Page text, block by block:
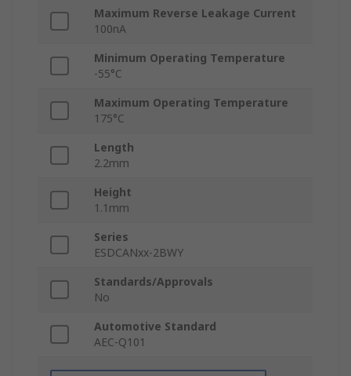
Maximum Reverse Leakage Current
100nA
Minimum Operating Temperature
-55°C
Maximum Operating Temperature
175°C
Length
2.2mm
Height
1.1mm
Series
ESDCANxx-2BWY
Standards/Approvals
No
Automotive Standard
AEC-Q101